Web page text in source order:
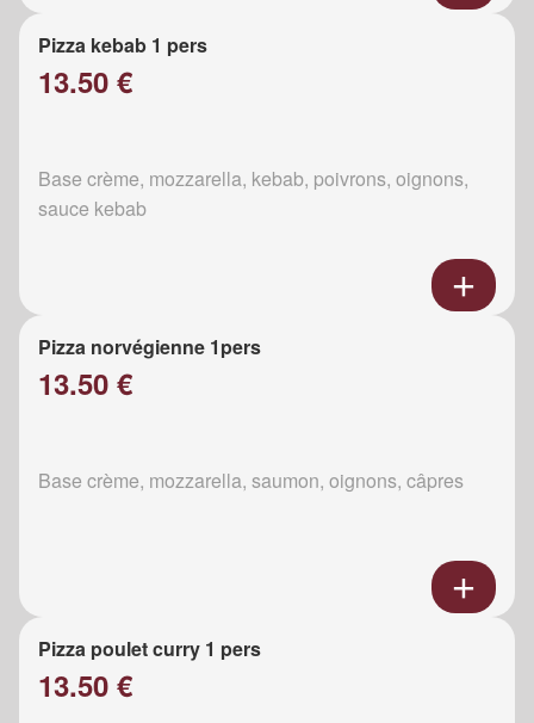
Pizza kebab 1 pers
13.50 €
Base crème, mozzarella, kebab, poivrons, oignons,
sauce kebab
Pizza norvégienne 1pers
13.50 €
Base crème, mozzarella, saumon, oignons, câpres
Pizza poulet curry 1 pers
13.50 €